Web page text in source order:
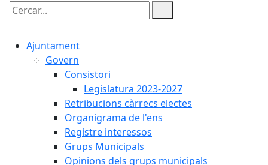
Cercar:
Ajuntament
Govern
Consistori
Legislatura 2023-2027
Retribucions càrrecs electes
Organigrama de l'ens
Registre interessos
Grups Municipals
Opinions dels grups municipals